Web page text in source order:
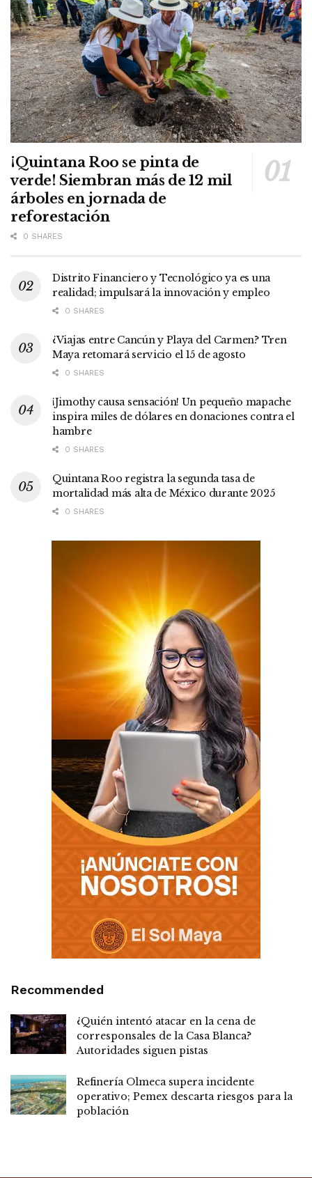
¡Quintana Roo se pinta de
verde! Siembran más de 12 mil
árboles en jornada de
reforestación
0 SHARES
Distrito Financiero y Tecnológico ya es una
realidad; impulsará la innovación y empleo
0 SHARES
¿Viajas entre Cancún y Playa del Carmen? Tren
Maya retomará servicio el 15 de agosto
0 SHARES
¡Jimothy causa sensación! Un pequeño mapache
inspira miles de dólares en donaciones contra el
hambre
0 SHARES
Quintana Roo registra la segunda tasa de
mortalidad más alta de México durante 2025
0 SHARES
Recommended
¿Quién intentó atacar en la cena de
corresponsales de la Casa Blanca?
Autoridades siguen pistas
Refinería Olmeca supera incidente
operativo; Pemex descarta riesgos para la
población